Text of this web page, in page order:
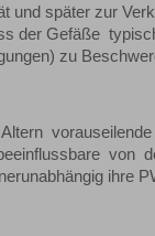
und später zur
der Gefäße
zu
von
ihre